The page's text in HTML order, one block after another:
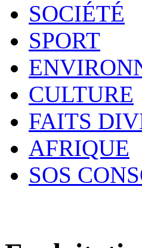
SOCIÉTÉ
SPORT
CULTURE
FAITS
AFRIQUE
SOS